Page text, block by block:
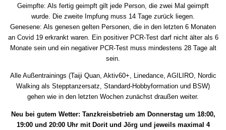
Geimpfte: Als fertig geimpft gilt jede Person, die zwei Mal geimpft
wurde. Die zweite Impfung muss 14 Tage zurück liegen.
Genesene: Als genesen gelten Personen, die in den letzten 6 Monaten
an Covid 19 erkrankt waren. Ein positiver PCR-Test darf nicht älter als 6
Monate sein und ein negativer PCR-Test muss mindestens 28 Tage alt
sein.
Alle Außentrainings (Taiji Quan, Aktiv60+, Linedance, AGILIRO, Nordic
Walking als Stepptanzersatz, Standard-Hobbyformation und BSW)
gehen wie in den letzten Wochen zunächst draußen weiter.
Neu bei gutem Wetter: Tanzkreisbetrieb am Donnerstag um 18:00,
19:00 und 20:00 Uhr mit Dorit und Jörg und jeweils maximal 4